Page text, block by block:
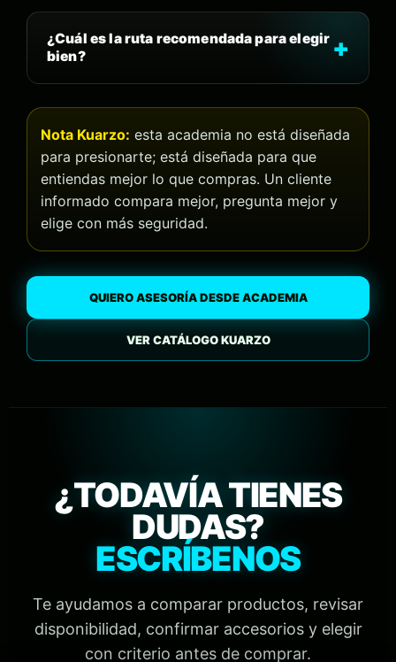
¿Cuál es la ruta recomendada para elegir
bien?
Nota Kuarzo: esta academia no está diseñada
para presionarte; está diseñada para que
entiendas mejor lo que compras. Un cliente
informado compara mejor, pregunta mejor y
elige con más seguridad.
QUIERO ASESORÍA DESDE ACADEMIA
VER CATÁLOGO KUARZO
¿TODAVÍA TIENES
DUDAS?
ESCRÍBENOS
Te ayudamos a comparar productos, revisar
disponibilidad, confirmar accesorios y elegir
con criterio antes de comprar.